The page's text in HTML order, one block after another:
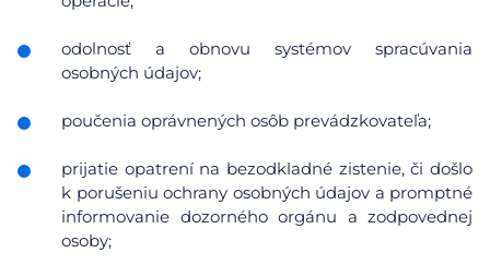
odolnosť a obnovu systémov spracúvania
osobných údajov;
poučenia oprávnených osôb prevádzkovateľa;
prijatie opatrení na bezodkladné zistenie, či došlo
k porušeniu ochrany osobných údajov a promptné
informovanie dozorného orgánu a zodpovednej
osoby;